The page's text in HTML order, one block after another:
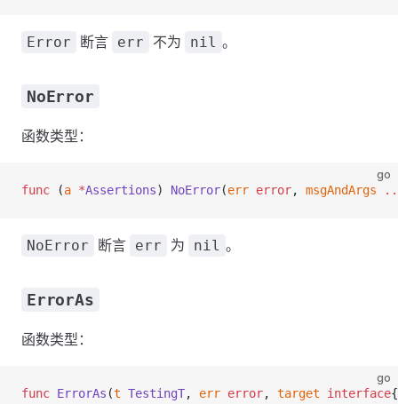
Error 断言 err 不为 nil 。
NoError
函数类型：
go
func (a *Assertions) NoError(err error, msgAndArgs
NoError 断言 err 为 nil 。
ErrorAs
函数类型：
go
func ErrorAs (t TestingT, err error, target interface